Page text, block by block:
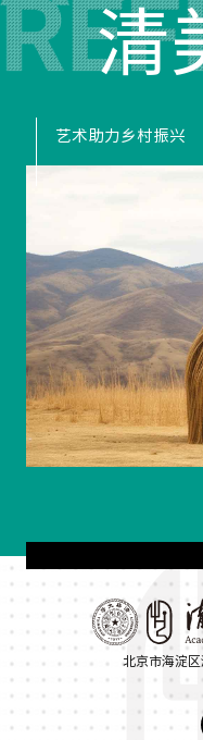
清
艺术助力乡村振兴
北京市海淀